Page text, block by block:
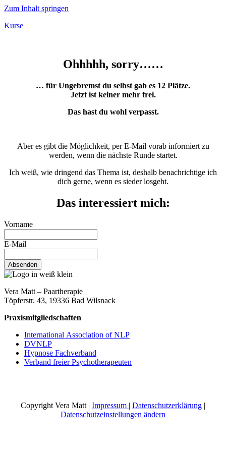
Zum Inhalt springen
Kurse
Ohhhhh, sorry……
… für Ungebremst du selbst gab es 12 Plätze.
Jetzt ist keiner mehr frei.
Das hast du wohl verpasst.
Aber es gibt die Möglichkeit, per E-Mail vorab informiert zu
werden, wenn die nächste Runde startet.
Ich weiß, wie dringend das Thema ist, deshalb benachrichtige ich
dich gerne, wenn es sieder losgeht.
Das interessiert mich:
Vorname
E-Mail
Absenden
Vera Matt – Paartherapie
Töpferstr. 43, 19336 Bad Wilsnack
Praxismitgliedschaften
International Association of NLP
DVNLP
Hypnose Fachverband
Verband freier Psychotherapeuten
Copyright Vera Matt | Impressum | Datenschutzerklärung |
Datenschutzeinstellungen ändern